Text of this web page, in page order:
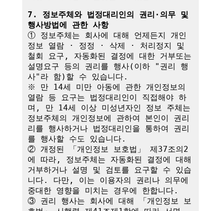
7. 정보주체와 법정대리인의 권리·의무 및
행사방법에 관한 사항
① 정보주체는 회사에 대해 언제든지 개인
정보 열람 · 정정 · 삭제 · 처리정지 및
철회 요구, 자동화된 결정에 대한 거부또는
설명요구 등의 권리를 행사(이하 "권리 행
사"라 함)할 수 있습니다.
※ 만 14세 미만 아동에 관한 개인정보의
열람 등 요구는 법정대리인이 직접해야 하
며, 만 14세 이상 미성년자인 정보 주체는
정보주체의 개인정보에 관하여 본인이 권리
리를 행사하거나 법정대리인을 통하여 권리
를 행사할 수도 있습니다.
② 개정된 「개인정보 보호법」 제37조의2
에 따라, 정보주체는 자동화된 결정에 대해
거부하거나 설명 및 검토를 요구할 수 있습
니다. 다만, 이는 이용자의 권리나 의무에
중대한 영향을 미치는 경우에 한합니다.
③ 권리 행사는 회사에 대해 「개인정보 보